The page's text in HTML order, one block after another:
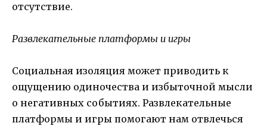
отсутствие.
Развлекательные платформы и игры
Социальная изоляция может приводить к
ощущению одиночества и избыточной мысли
о негативных событиях. Развлекательные
платформы и игры помогают нам отвлечься